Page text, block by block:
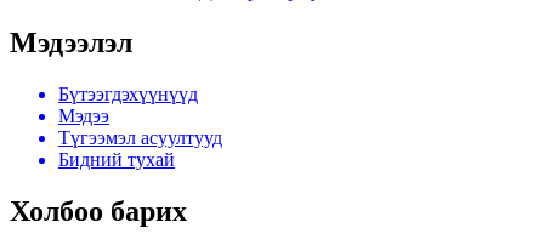
Мэдээлэл
Бүтээгдэхүүнүүд
Мэдээ
Түгээмэл асуултууд
Бидний тухай
Холбоо барих